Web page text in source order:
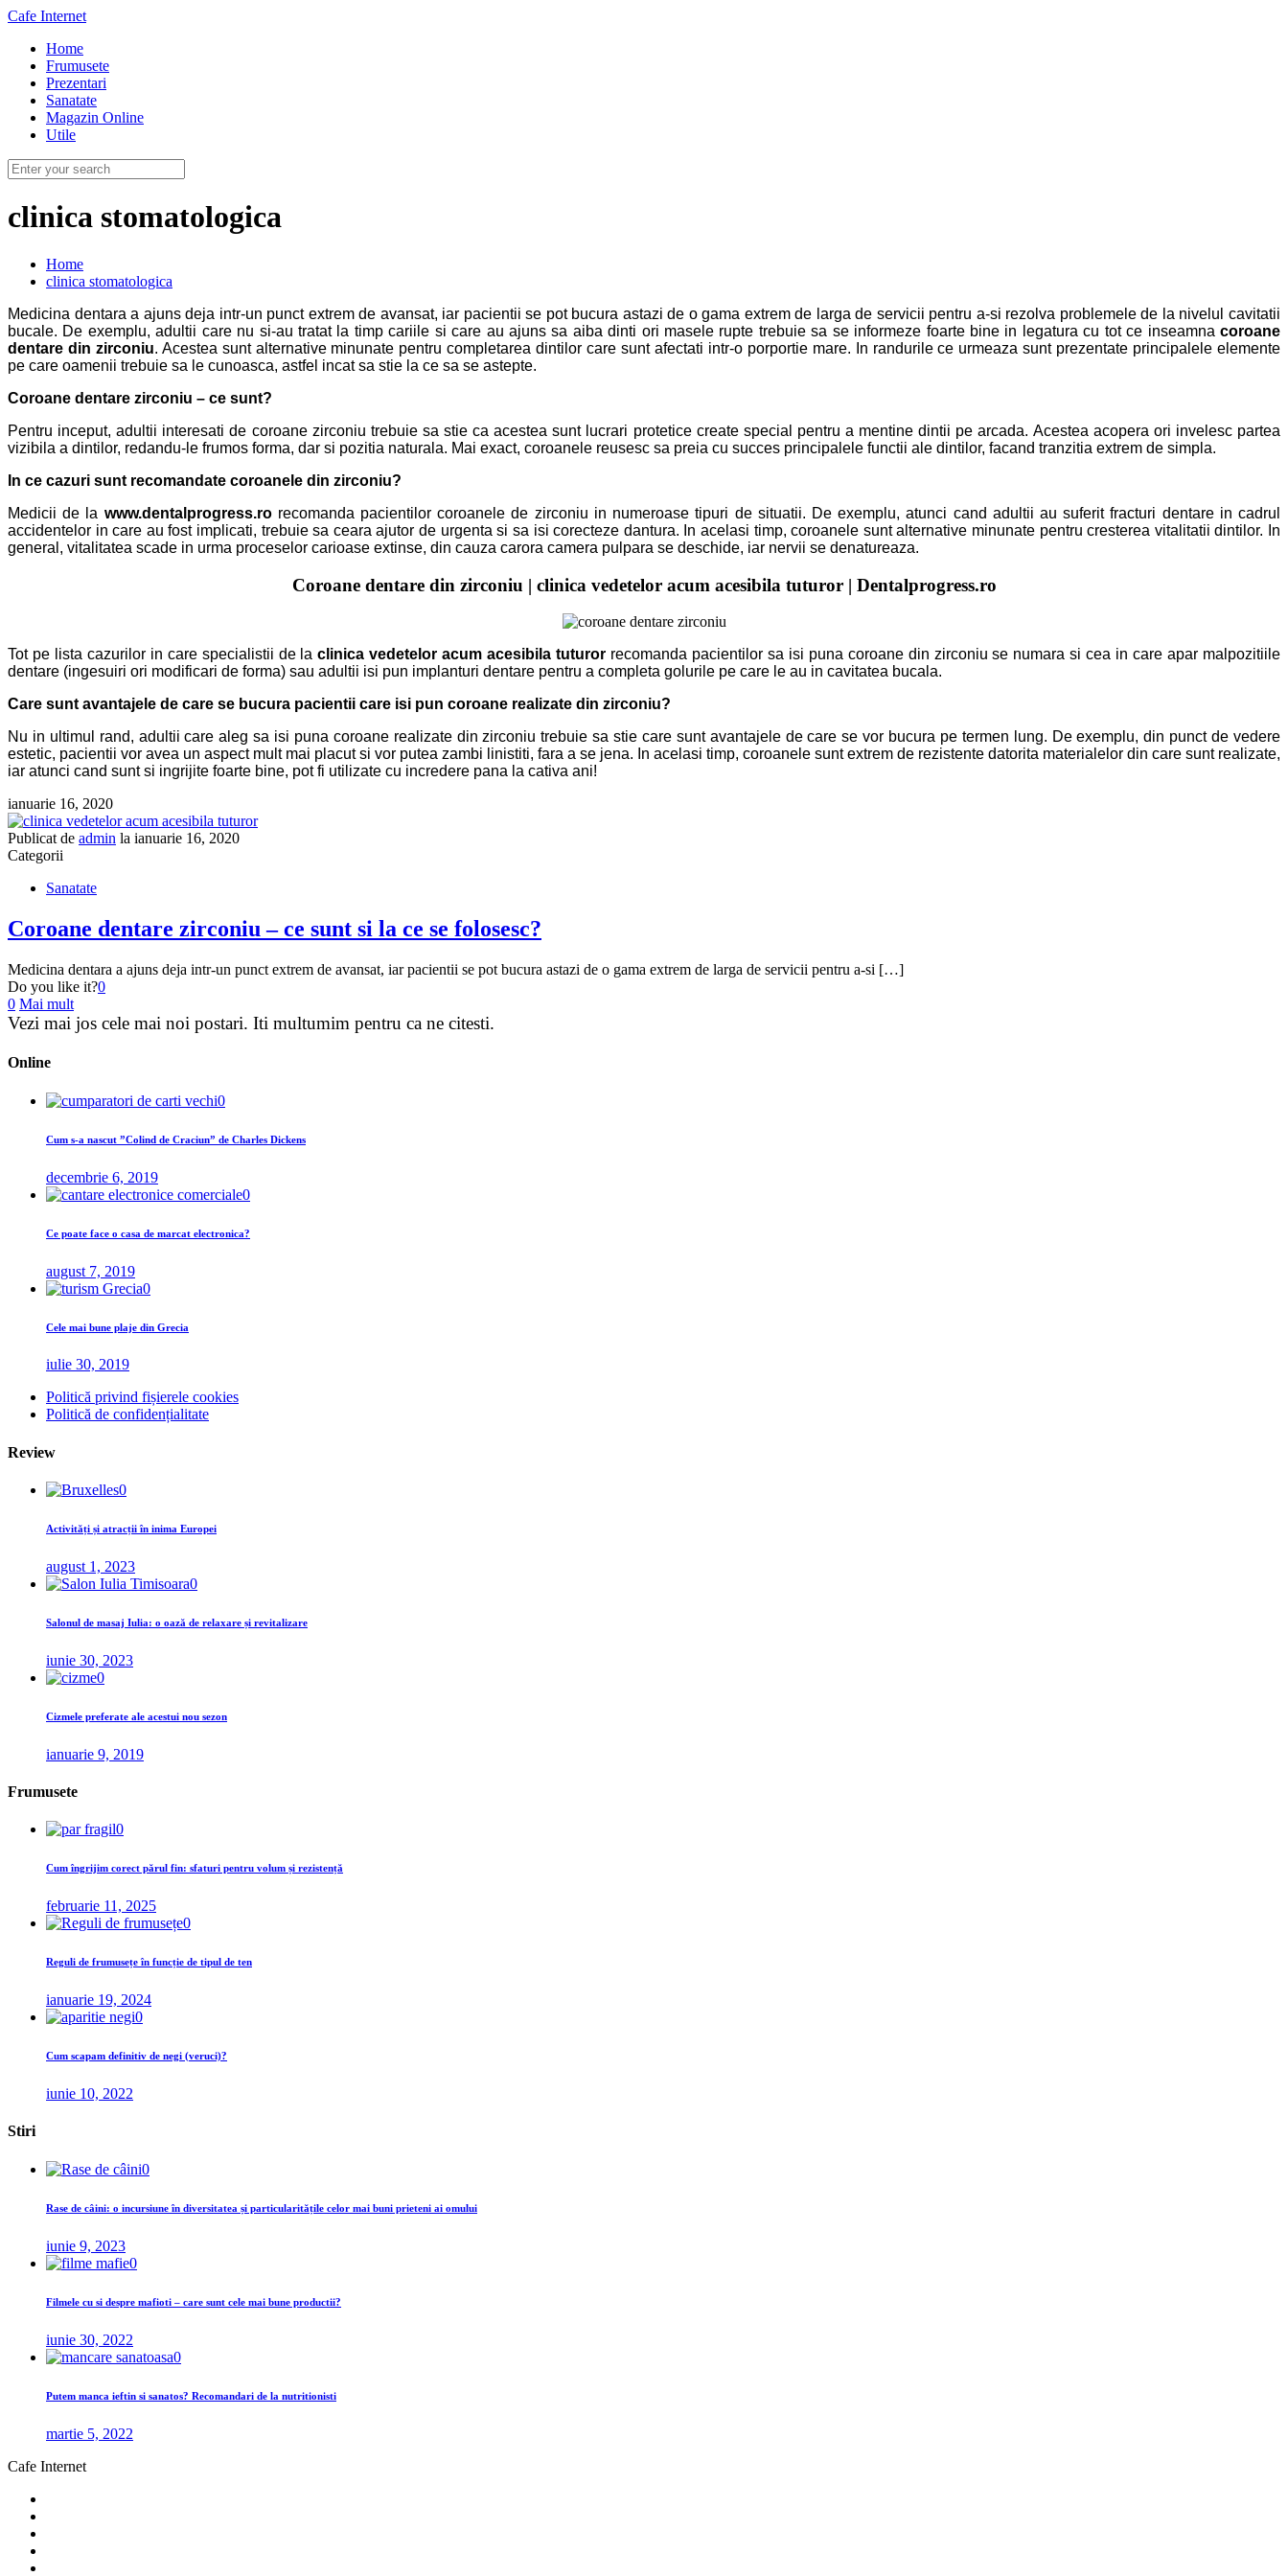
Cafe Internet
Home
Frumusete
Prezentari
Sanatate
Magazin Online
Utile
clinica stomatologica
Home
clinica stomatologica
Medicina dentara a ajuns deja intr-un punct extrem de avansat, iar pacientii se pot bucura astazi de o gama extrem de larga de servicii pentru a-si rezolva problemele de la nivelul cavitatii
bucale. De exemplu, adultii care nu si-au tratat la timp cariile si care au ajuns sa aiba dinti ori masele rupte trebuie sa se informeze foarte bine in legatura cu tot ce inseamna coroane
dentare din zirconiu. Acestea sunt alternative minunate pentru completarea dintilor care sunt afectati intr-o porportie mare. In randurile ce urmeaza sunt prezentate principalele elemente
pe care oamenii trebuie sa le cunoasca, astfel incat sa stie la ce sa se astepte.
Coroane dentare zirconiu – ce sunt?
Pentru inceput, adultii interesati de coroane zirconiu trebuie sa stie ca acestea sunt lucrari protetice create special pentru a mentine dintii pe arcada. Acestea acopera ori invelesc partea
vizibila a dintilor, redandu-le frumos forma, dar si pozitia naturala. Mai exact, coroanele reusesc sa preia cu succes principalele functii ale dintilor, facand tranzitia extrem de simpla.
In ce cazuri sunt recomandate coroanele din zirconiu?
Medicii de la www.dentalprogress.ro recomanda pacientilor coroanele de zirconiu in numeroase tipuri de situatii. De exemplu, atunci cand adultii au suferit fracturi dentare in cadrul
accidentelor in care au fost implicati, trebuie sa ceara ajutor de urgenta si sa isi corecteze dantura. In acelasi timp, coroanele sunt alternative minunate pentru cresterea vitalitatii dintilor. In
general, vitalitatea scade in urma proceselor carioase extinse, din cauza carora camera pulpara se deschide, iar nervii se denatureaza.
Coroane dentare din zirconiu | clinica vedetelor acum acesibila tuturor | Dentalprogress.ro
Tot pe lista cazurilor in care specialistii de laclinica vedetelor acum acesibila tuturor recomanda pacientilor sa isi puna coroane din zirconiu se numara si cea in care apar malpozitiile
dentare (ingesuiri ori modificari de forma) sau adultii isi pun implanturi dentare pentru a completa golurile pe care le au in cavitatea bucala.
Care sunt avantajele de care se bucura pacientii care isi pun coroane realizate din zirconiu?
Nu in ultimul rand, adultii care aleg sa isi puna coroane realizate din zirconiu trebuie sa stie care sunt avantajele de care se vor bucura pe termen lung. De exemplu, din punct de vedere
estetic, pacientii vor avea un aspect mult mai placut si vor putea zambi linistiti, fara a se jena. In acelasi timp, coroanele sunt extrem de rezistente datorita materialelor din care sunt realizate,
iar atunci cand sunt si ingrijite foarte bine, pot fi utilizate cu incredere pana la cativa ani!
ianuarie 16, 2020
Publicat de admin la ianuarie 16, 2020
Categorii
Sanatate
Coroane dentare zirconiu – ce sunt si la ce se folosesc?
Medicina dentara a ajuns deja intr-un punct extrem de avansat, iar pacientii se pot bucura astazi de o gama extrem de larga de servicii pentru a-si […]
Do you like it?0
0 Mai mult
Vezi mai jos cele mai noi postari. Iti multumim pentru ca ne citesti.
Online
0
Cum s-a nascut ”Colind de Craciun” de Charles Dickens
decembrie 6, 2019
0
Ce poate face o casa de marcat electronica?
august 7, 2019
0
Cele mai bune plaje din Grecia
iulie 30, 2019
Politică privind fișierele cookies
Politică de confidențialitate
Review
0
Activități și atracții în inima Europei
august 1, 2023
0
Salonul de masaj Iulia: o oază de relaxare și revitalizare
iunie 30, 2023
0
Cizmele preferate ale acestui nou sezon
ianuarie 9, 2019
Frumusete
0
Cum îngrijim corect părul fin: sfaturi pentru volum și rezistență
februarie 11, 2025
0
Reguli de frumusețe în funcție de tipul de ten
ianuarie 19, 2024
0
Cum scapam definitiv de negi (veruci)?
iunie 10, 2022
Stiri
0
Rase de câini: o incursiune în diversitatea și particularitățile celor mai buni prieteni ai omului
iunie 9, 2023
0
Filmele cu si despre mafioti – care sunt cele mai bune productii?
iunie 30, 2022
0
Putem manca ieftin si sanatos? Recomandari de la nutritionisti
martie 5, 2022
Cafe Internet